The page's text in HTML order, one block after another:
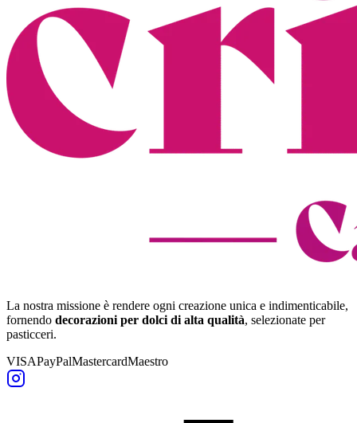
La nostra missione è rendere ogni creazione unica e indimenticabile,
fornendo decorazioni per dolci di alta qualità, selezionate per
pasticceri.
VISAPayPalMastercardMaestro